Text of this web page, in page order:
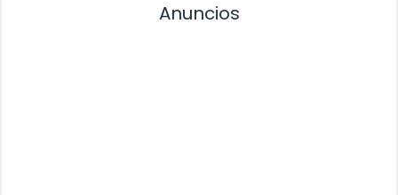
Anuncios